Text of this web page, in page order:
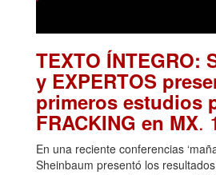
TEXTO ÍNTEGRO:
y EXPERTOS
primeros estudios
FRACKING en MX.
En una reciente conferencias
Sheinbaum presentó los